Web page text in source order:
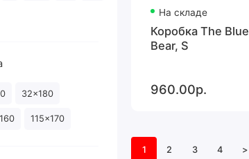
32x180
115x170
На складе
Коробка The Blue
Bear, S
960.00р.
1 2 3 4 >